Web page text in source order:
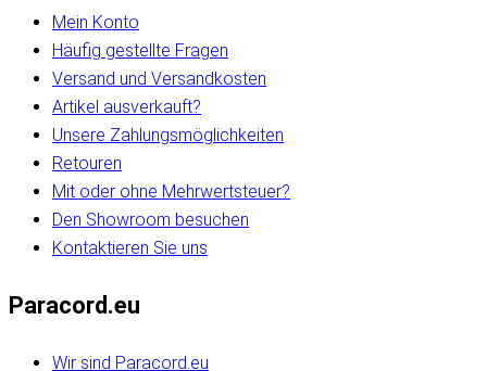
Mein Konto
Häufig gestellte Fragen
Versand und Versandkosten
Artikel ausverkauft?
Unsere Zahlungsmöglichkeiten
Retouren
Mit oder ohne Mehrwertsteuer?
Den Showroom besuchen
Kontaktieren Sie uns
Paracord.eu
Wir sind Paracord.eu